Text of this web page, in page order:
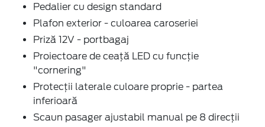
Pedalier cu design standard
Plafon exterior - culoarea caroseriei
Priză 12V - portbagaj
Proiectoare de ceață LED cu funcție
"cornering"
Protecții laterale culoare proprie - partea
inferioară
Scaun pasager ajustabil manual pe 8 direcții